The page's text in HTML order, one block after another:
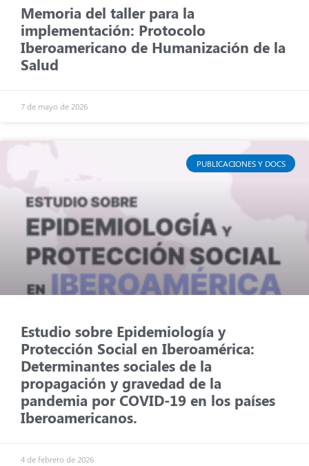
Memoria del taller para la
implementación: Protocolo
Iberoamericano de Humanización de la
Salud
7 de mayo de 2026
PUBLICACIONES Y DOCS
Estudio sobre Epidemiología y
Protección Social en Iberoamérica:
Determinantes sociales de la
propagación y gravedad de la
pandemia por COVID-19 en los países
Iberoamericanos.
4 de febrero de 2026